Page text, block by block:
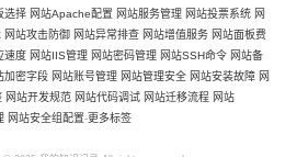
选择 网站Apache配置 网站服务管理 网站投票系统 网
网站攻击防御 网站异常排查 网站增值服务 网站面板费
速度 网站IIS管理 网站密码管理 网站SSH命令 网站备
加密字段 网站账号管理 网站管理安全 网站安装故障 网
网站开发规范 网站代码调试 网站迁移流程 网站
网站安全组配置-更多标签